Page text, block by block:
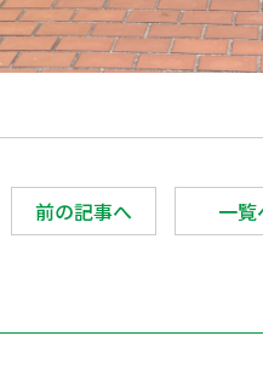
前の記事へ 一覧